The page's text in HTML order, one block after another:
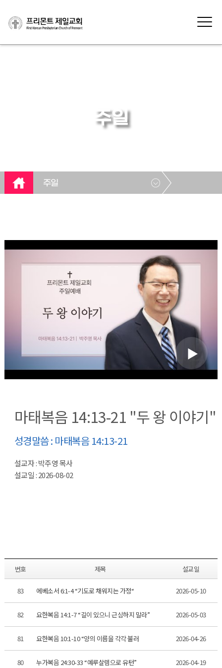
주일
주일
마태복음 14:13-21 "두 왕 이야기"
성경말씀 : 마태복음 14:13-21
설교자 : 박주영 목사
설교일 : 2026-08-02
번호 제목 설교일
83 에베소서 6:1-4 “기도로 채워지는 가정“ 2026-05-10
82 요한복음 14:1-7 “길이 있으니 근심하지 말라” 2026-05-03
81 요한복음 10:1-10 “양의 이름을 각각 불러 2026-04-26
80 누가복음 24:30-33 “예루살렘으로 유턴” 2026-04-19